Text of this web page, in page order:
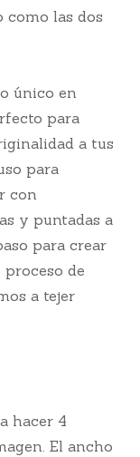
como las dos
único en
para
a tus
para
con
y puntadas a
para crear
de
a tejer
hacer 4
El ancho